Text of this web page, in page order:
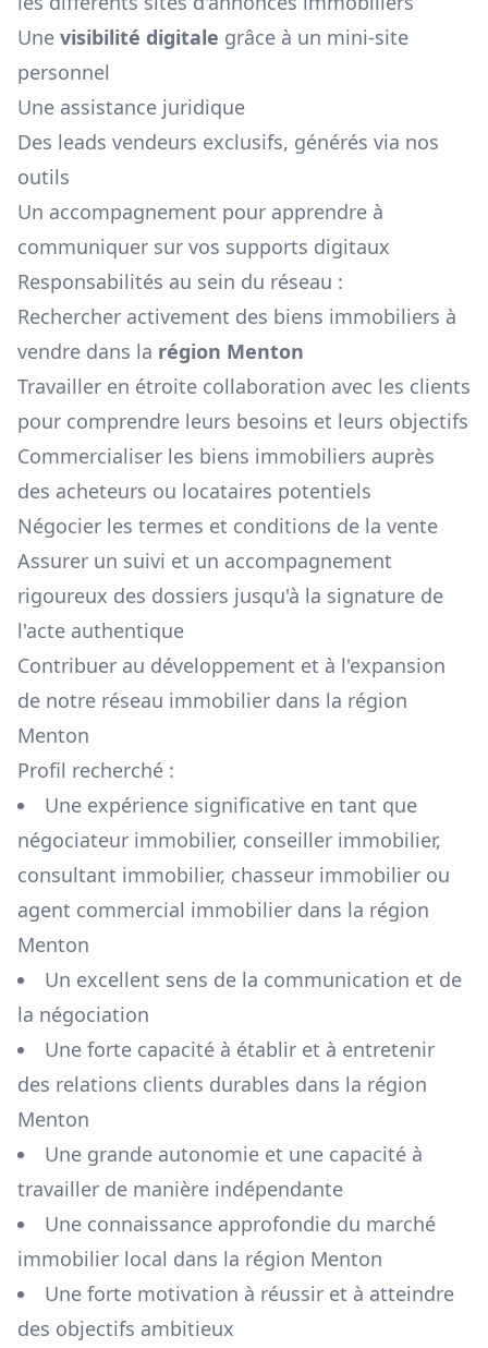
Une visibilité digitale grâce à un mini-site
personnel
Une assistance juridique
Des leads vendeurs exclusifs, générés via nos
outils
Un accompagnement pour apprendre à
communiquer sur vos supports digitaux
Responsabilités au sein du réseau :
Rechercher activement des biens immobiliers à
vendre dans la région Menton
Travailler en étroite collaboration avec les clients
pour comprendre leurs besoins et leurs objectifs
Commercialiser les biens immobiliers auprès
des acheteurs ou locataires potentiels
Négocier les termes et conditions de la vente
Assurer un suivi et un accompagnement
rigoureux des dossiers jusqu'à la signature de
l'acte authentique
Contribuer au développement et à l'expansion
de notre réseau immobilier dans la région
Menton
Profil recherché :
Une expérience significative en tant que
négociateur immobilier, conseiller immobilier,
consultant immobilier, chasseur immobilier ou
agent commercial immobilier dans la région
Menton
Un excellent sens de la communication et de
la négociation
Une forte capacité à établir et à entretenir
des relations clients durables dans la région
Menton
Une grande autonomie et une capacité à
travailler de manière indépendante
Une connaissance approfondie du marché
immobilier local dans la région Menton
Une forte motivation à réussir et à atteindre
des objectifs ambitieux